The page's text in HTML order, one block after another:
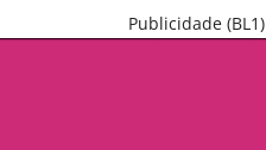
Publicidade (BL1)